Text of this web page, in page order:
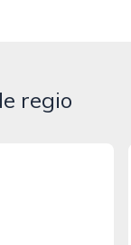
regio